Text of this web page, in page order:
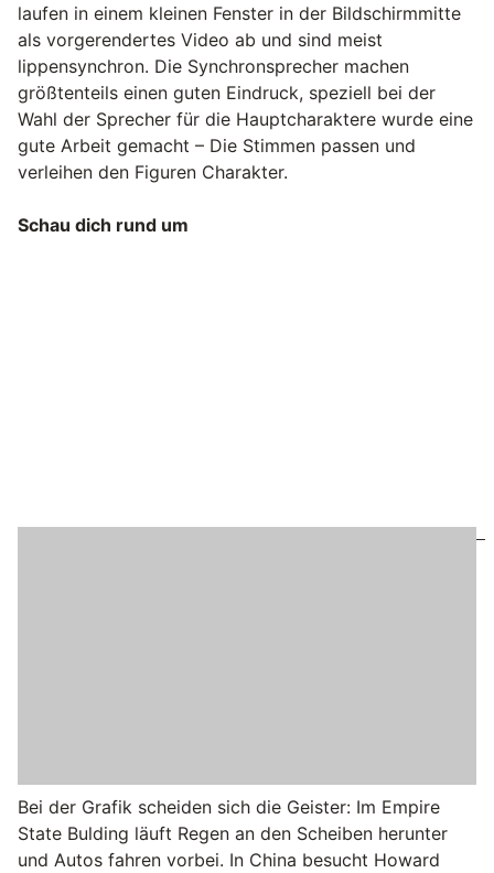
laufen in einem kleinen Fenster in der Bildschirmmitte
als vorgerendertes Video ab und sind meist
lippensynchron. Die Synchronsprecher machen
größtenteils einen guten Eindruck, speziell bei der
Wahl der Sprecher für die Hauptcharaktere wurde eine
gute Arbeit gemacht – Die Stimmen passen und
verleihen den Figuren Charakter.
Schau dich rund um
Bei der Grafik scheiden sich die Geister: Im Empire
State Bulding läuft Regen an den Scheiben herunter
und Autos fahren vorbei. In China besucht Howard